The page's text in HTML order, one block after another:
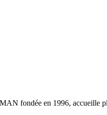
fondée en 1996, accueille